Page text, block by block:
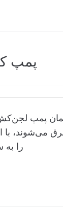
پمپ
پمپ لجن‌کش،
با
را به